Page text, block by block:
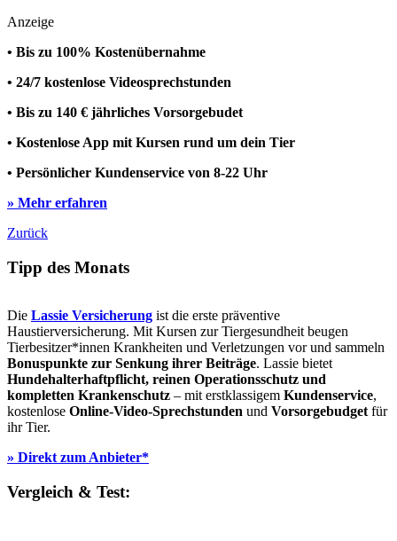
Anzeige
• Bis zu 100% Kostenübernahme
• 24/7 kostenlose Videosprechstunden
• Bis zu 140 € jährliches Vorsorgebudet
• Kostenlose App mit Kursen rund um dein Tier
• Persönlicher Kundenservice von 8-22 Uhr
» Mehr erfahren
Zurück
Tipp des Monats
Die Lassie Versicherung ist die erste präventive
Haustierversicherung. Mit Kursen zur Tiergesundheit beugen
Tierbesitzer*innen Krankheiten und Verletzungen vor und sammeln
Bonuspunkte zur Senkung ihrer Beiträge. Lassie bietet
Hundehalterhaftpflicht, reinen Operationsschutz und
kompletten Krankenschutz – mit erstklassigem Kundenservice,
kostenlose Online-Video-Sprechstunden und Vorsorgebudgetfür
ihr Tier.
» Direkt zum Anbieter*
Vergleich & Test: